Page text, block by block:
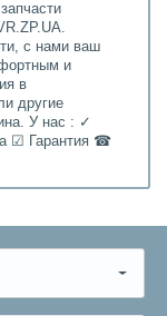
с нами ваш
и
в
другие
У нас : ✓
☑ Гарантия ☎